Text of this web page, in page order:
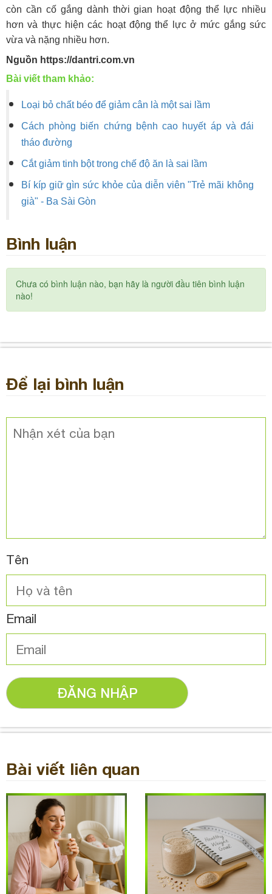
còn cần cố gắng dành thời gian hoạt động thể lực nhiều
hơn và thực hiện các hoạt động thể lực ở mức gắng sức
vừa và nặng nhiều hơn.
Nguồn https://dantri.com.vn
Bài viết tham khảo:
Loại bỏ chất béo để giảm cân là một sai lầm
Cách phòng biến chứng bệnh cao huyết áp và đái
tháo đường
Cắt giảm tinh bột trong chế độ ăn là sai lầm
Bí kíp giữ gìn sức khỏe của diễn viên "Trẻ mãi không
già" - Ba Sài Gòn
Bình luận
Chưa có bình luận nào, bạn hãy là người đầu tiên bình luận
nào!
Để lại bình luận
Tên
Email
ĐĂNG NHẬP
Bài viết liên quan